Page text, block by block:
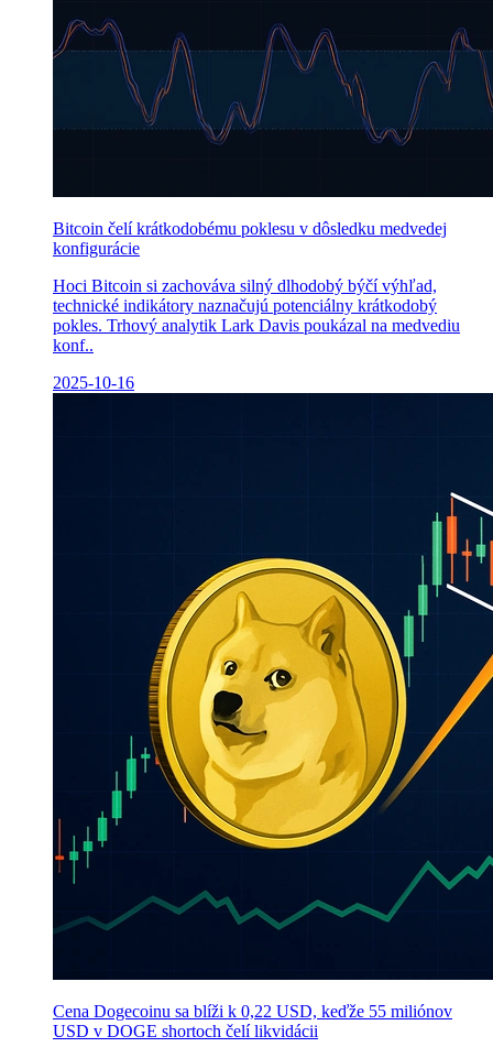
Bitcoin čelí krátkodobému poklesu v dôsledku medvedej
konfigurácie
Hoci Bitcoin si zachováva silný dlhodobý býčí výhľad,
technické indikátory naznačujú potenciálny krátkodobý
pokles. Trhový analytik Lark Davis poukázal na medvediu
konf..
2025-10-16
Cena Dogecoinu sa blíži k 0,22 USD, keďže 55 miliónov
USD v DOGE shortoch čelí likvidácii